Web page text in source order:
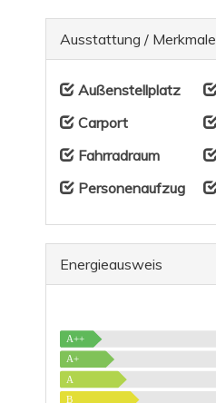
Ausstattung / Merkmale
Außenstellplatz
Carport
Fahrradraum
Personenaufzug
Energieausweis
A++
A+
A
B